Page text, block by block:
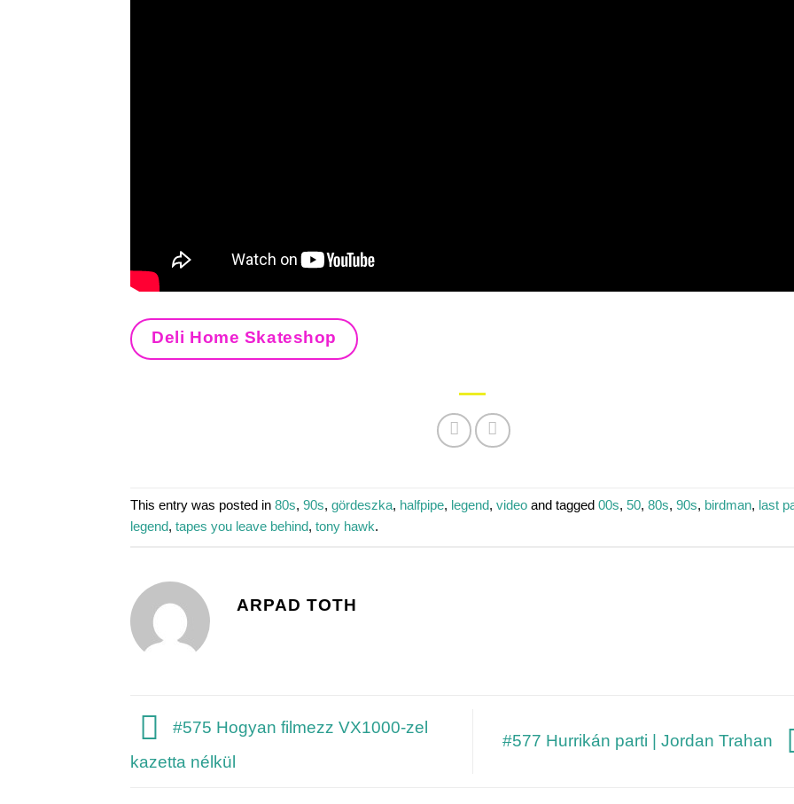
Deli Home Skateshop
This entry was posted in 80s, 90s, gördeszka, halfpipe, legend, video and tagged 00s, 50, 80s, 90s, birdman, last
legend, tapes you leave behind, tony hawk.
ARPAD TOTH
#575 Hogyan filmezz VX1000-zel
kazetta nélkül
#577 Hurrikán parti | Jordan Trahan